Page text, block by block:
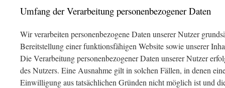
Umfang der Verarbeitung personenbezogener Daten
Wir verarbeiten personenbezogene Daten unserer Nutzer
Bereitstellung einer funktionsfähigen Website sowie unserer
Die Verarbeitung personenbezogener Daten unserer Nutzer
des Nutzers. Eine Ausnahme gilt in solchen Fällen, in denen
Einwilligung aus tatsächlichen Gründen nicht möglich ist und